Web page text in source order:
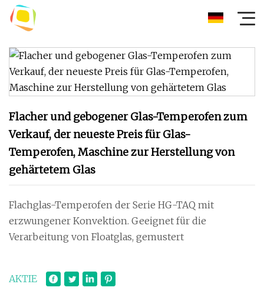
Flacher und gebogener Glas-Temperofen zum
Verkauf, der neueste Preis für Glas-
Temperofen, Maschine zur Herstellung von
gehärtetem Glas
Flachglas-Temperofen der Serie HG-TAQ mit
erzwungener Konvektion. Geeignet für die
Verarbeitung von Floatglas, gemustert
AKTIE